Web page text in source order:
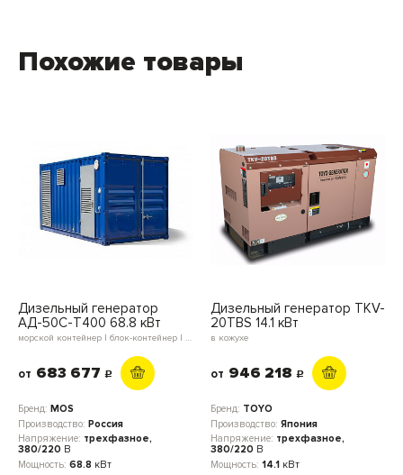
Похожие товары
Дизельный генератор
АД-50С-Т400 68.8 кВт
морской контейнер | блок-контейнер | мини-контейнер | в кожухе | открытое исполнение
от 683 677 c
Бренд: MOS
Производство: Россия
Напряжение: трехфазное,
380/220 В
Мощность: 68.8 кВт
Дизельный генератор TKV-
20TBS 14.1 кВт
в кожухе
от 946 218 c
Бренд: TOYO
Производство: Япония
Напряжение: трехфазное,
380/220 В
Мощность: 14.1 кВт